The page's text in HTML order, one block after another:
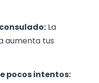
La
aumenta tus
pocos intentos: